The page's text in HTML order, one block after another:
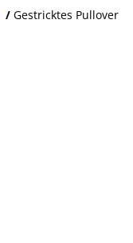
/ Gestricktes Pullover